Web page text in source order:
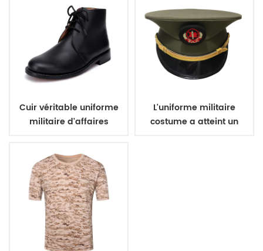
Cuir véritable uniforme
militaire d'affaires
L'uniforme militaire
costume a atteint un